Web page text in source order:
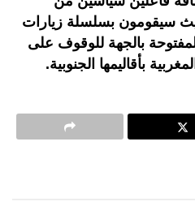
حيث سيقومون بسلسلة زيارات
بالجهة للوقوف على
بأقاليمها الجنوبية.